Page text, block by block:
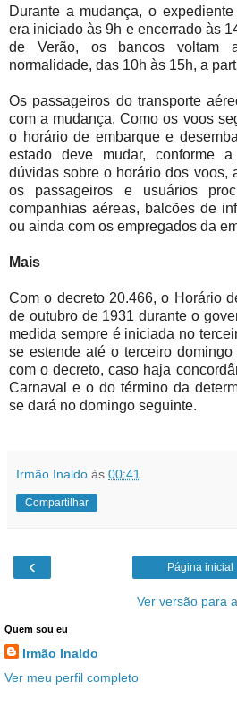
Durante a mudança, o
era iniciado às 9h e encerrado às
de Verão, os bancos voltam
normalidade, das 10h às 15h, a
Os passageiros do transporte
com a mudança. Como os voos
o horário de embarque e
estado deve mudar, conforme
dúvidas sobre o horário dos voos,
os passageiros e usuários
companhias aéreas, balcões de
ou ainda com os empregados da
Mais
Com o decreto 20.466, o Horário
de outubro de 1931 durante o
medida sempre é iniciada no
se estende até o terceiro
com o decreto, caso haja
Carnaval e o do término da
se dará no domingo seguinte.
Irmão Inaldo às 00:41
Compartilhar
‹ Página inicial
Ver versão para
Quem sou eu
Irmão Inaldo
Ver meu perfil completo